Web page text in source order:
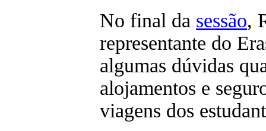
No final da sessão,
representante do
algumas dúvidas
alojamentos e
viagens dos